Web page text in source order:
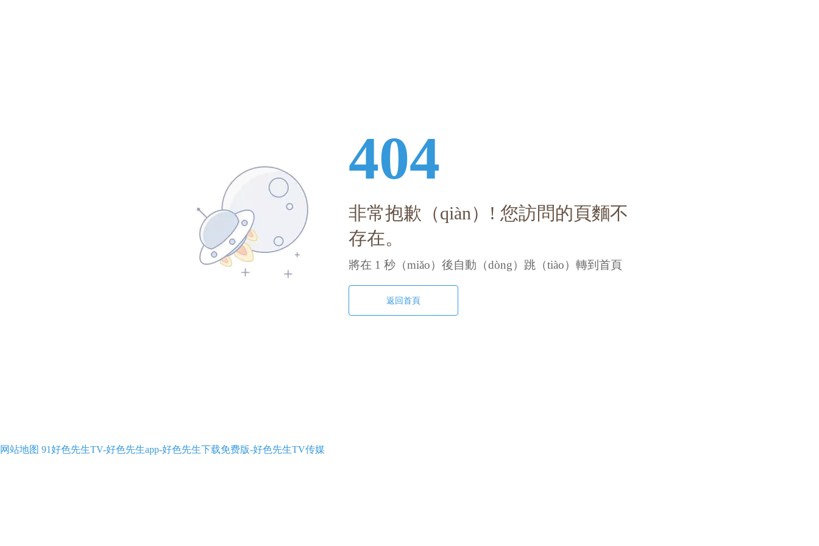
404
非常抱歉（qiàn）! 您訪問的頁麵不
存在。
將在 1 秒（miǎo）後自動（dòng）跳（tiào）轉到首頁
返回首頁
网站地图 91好色先生TV-好色先生app-好色先生下载免费版-好色先生TV传媒